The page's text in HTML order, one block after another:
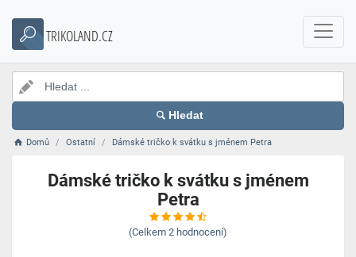
TRIKOLAND.CZ
Hledat
Domů Ostatní Dámské tričko k svátku s jménem Petra
Dámské tričko k svátku s jménem
Petra
(Celkem 2 hodnocení)